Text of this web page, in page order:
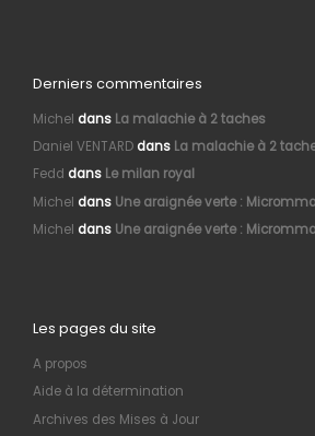
Derniers commentaires
Michel dans La malachie à 2 taches
Daniel VENTARDdans La malachie à 2
Fedd dans Le milan royal
Michel dans Une araignée verte :
Michel dans Une araignée verte :
Les pages du site
A propos
Aide à la détermination
Archives des Mises à Jour